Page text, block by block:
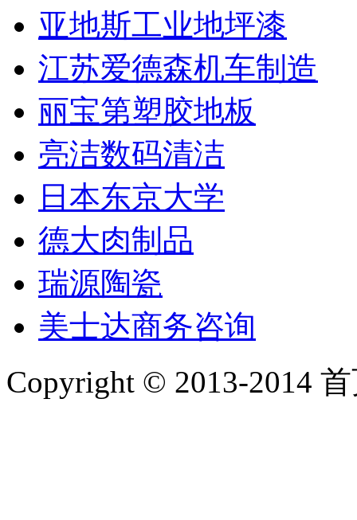
亚地斯工业地坪漆
江苏爱德森机车制造
丽宝第塑胶地板
亮洁数码清洁
日本东京大学
德大肉制品
瑞源陶瓷
美士达商务咨询
Copyright © 2013-2014